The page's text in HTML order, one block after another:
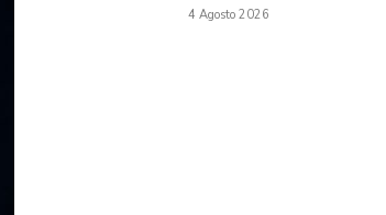
4 Agosto 2026